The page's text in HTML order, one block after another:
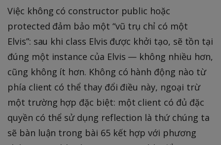
Việc không có constructor public hoặc
protected đảm bảo một “vũ trụ chỉ có một
Elvis”: sau khi class Elvis được khởi tạo, sẽ tồn tại
đúng một instance của Elvis — không nhiều hơn,
cũng không ít hơn. Không có hành động nào từ
phía client có thể thay đổi điều này, ngoại trừ
một trường hợp đặc biệt: một client có đủ đặc
quyền có thể sử dụng reflection là thứ chúng ta
sẽ bàn luận trong bài 65 kết hợp với phương